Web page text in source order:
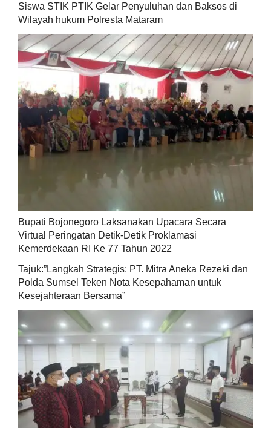
Siswa STIK PTIK Gelar Penyuluhan dan Baksos di
Wilayah hukum Polresta Mataram
Bupati Bojonegoro Laksanakan Upacara Secara
Virtual Peringatan Detik-Detik Proklamasi
Kemerdekaan RI Ke 77 Tahun 2022
Tajuk:”Langkah Strategis: PT. Mitra Aneka Rezeki dan
Polda Sumsel Teken Nota Kesepahaman untuk
Kesejahteraan Bersama”